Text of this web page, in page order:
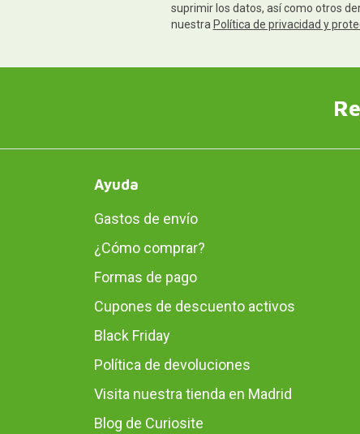
suprimir los datos, así como otros
nuestra Política de privacidad y
Ayuda
Gastos de envío
¿Cómo comprar?
Formas de pago
Cupones de descuento activos
Black Friday
Política de devoluciones
Visita nuestra tienda en Madrid
Blog de Curiosite